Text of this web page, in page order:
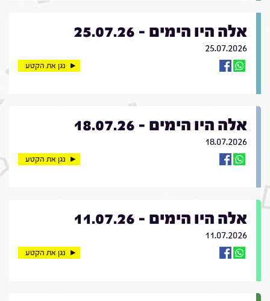
אלה היו הימים - 25.07.26
25.07.2026
נגן את הקטע
אלה היו הימים - 18.07.26
18.07.2026
נגן את הקטע
אלה היו הימים - 11.07.26
11.07.2026
נגן את הקטע